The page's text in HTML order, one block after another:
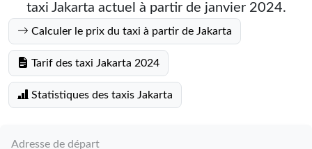
taxi Jakarta actuel à partir de janvier 2024.
Calculer le prix du taxi à partir de Jakarta
Tarif des taxi Jakarta 2024
Statistiques des taxis Jakarta
Adresse de départ